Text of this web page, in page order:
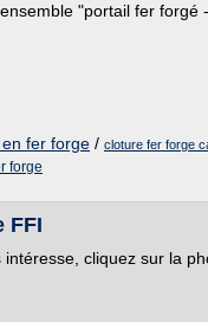
"portail fer forgé
fer forge / cloture fer forge
forge
FFI
cliquez sur la